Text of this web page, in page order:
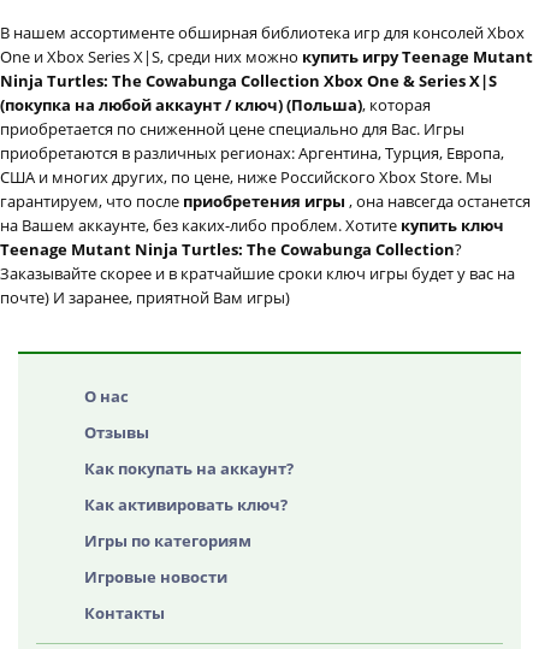
В нашем ассортименте обширная библиотека игр для консолей Xbox
One и Xbox Series X|S, среди них можно купить игру Teenage Mutant
Ninja Turtles: The Cowabunga Collection Xbox One & Series X|S
(покупка на любой аккаунт / ключ) (Польша), которая
приобретается по сниженной цене специально для Вас. Игры
приобретаются в различных регионах: Аргентина, Турция, Европа,
США и многих других, по цене, ниже Российского Xbox Store. Мы
гарантируем, что после приобретения игры , она навсегда останется
на Вашем аккаунте, без каких-либо проблем. Хотите купить ключ
Teenage Mutant Ninja Turtles: The Cowabunga Collection?
Заказывайте скорее и в кратчайшие сроки ключ игры будет у вас на
почте) И заранее, приятной Вам игры)
О нас
Отзывы
Как покупать на аккаунт?
Как активировать ключ?
Игры по категориям
Игровые новости
Контакты